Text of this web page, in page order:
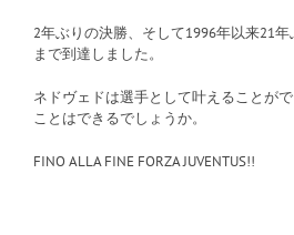
2年ぶりの決勝、そして1996年以来21
まで到達しました。
ネドヴェドは選手として叶えることが
ことはできるでしょうか。
FINO ALLA FINE FORZA JUVENTUS!!